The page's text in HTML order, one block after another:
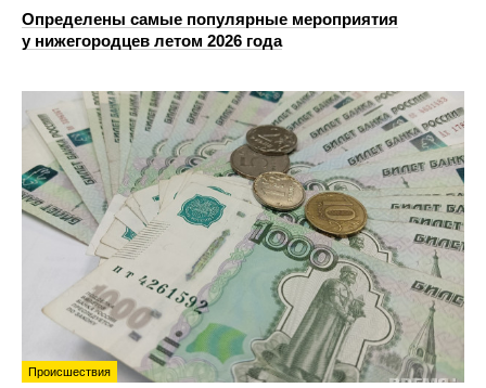
Определены самые популярные мероприятия
у нижегородцев летом 2026 года
Происшествия